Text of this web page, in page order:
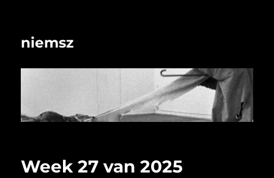
niemsz
Week 27 van 2025